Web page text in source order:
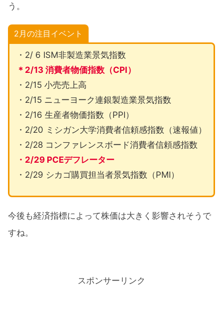
う。
2月の注目イベント
・2/ 6 ISM非製造業景気指数
＊2/13 消費者物価指数（CPI）
・2/15 小売売上高
・2/15 ニューヨーク連銀製造業景気指数
・2/16 生産者物価指数（PPI）
・2/20 ミシガン大学消費者信頼感指数（速報値）
・2/28 コンファレンスボード消費者信頼感指数
・2/29 PCEデフレーター
・2/29 シカゴ購買担当者景気指数（PMI）
今後も経済指標によって株価は大きく影響されそうで
すね。
スポンサーリンク